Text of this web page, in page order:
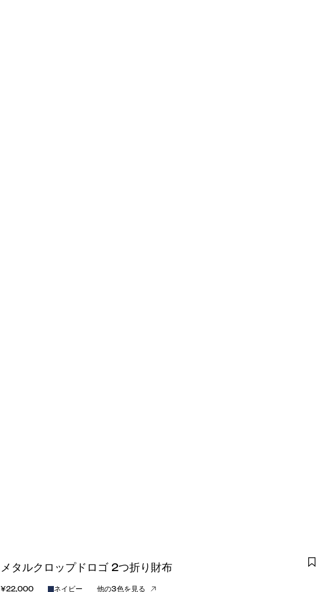
メタルクロップドロゴ 2つ折り財布
¥22,000 ネイビー 他の3色を見る